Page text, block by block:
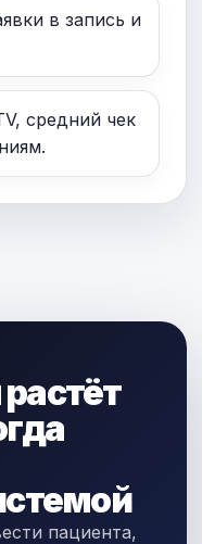
в запись и
средний чек
пациента,